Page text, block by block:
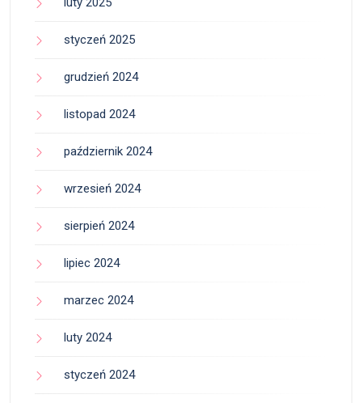
styczeń 2025
grudzień 2024
listopad 2024
październik 2024
wrzesień 2024
sierpień 2024
lipiec 2024
marzec 2024
luty 2024
styczeń 2024